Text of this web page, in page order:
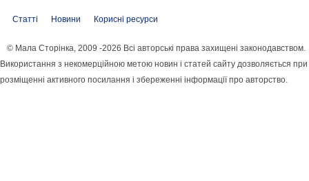
Статті Новини Корисні ресурси
© Мала Сторінка, 2009 -2026 Всі авторські права захищені законодавством.
Використання з некомерційною метою новин і статей сайту дозволяється при
розміщенні активного посилання і збереженні інформації про авторство.